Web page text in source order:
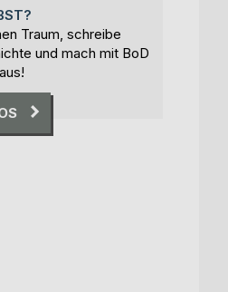
Traum, schreibe
und mach mit BoD